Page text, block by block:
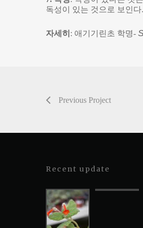
독성이 있는 것으로 보인다
자세히 : 애기기린초 학명-
Previous Project
Recent update